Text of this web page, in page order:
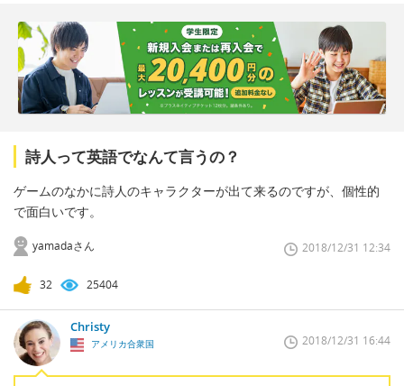
詩人って英語でなんて言うの？
ゲームのなかに詩人のキャラクターが出て来るのですが、個性的
で面白いです。
yamadaさん 2018/12/31 12:34
32 25404
Christy
アメリカ合衆国 2018/12/31 16:44